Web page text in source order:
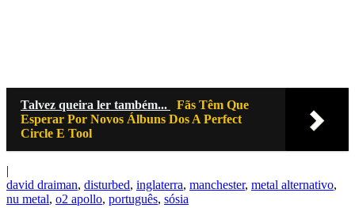
Talvez queira ler também...
Fãs Têm Que
Esperar Por Novos Álbuns Dos A Perfect
Circle E Tool
|
david draiman, disturbed, inglaterra, manchester, metal alternativo,
nu metal, o2 apollo, português, sósia